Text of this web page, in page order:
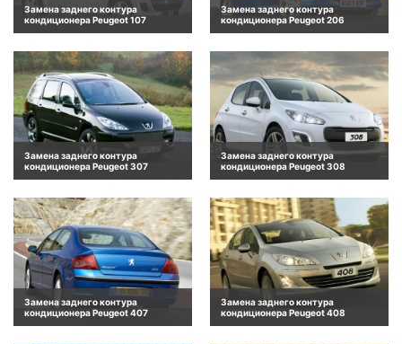
Замена заднего контура
кондиционера Peugeot 107
Замена заднего контура
кондиционера Peugeot 206
Замена заднего контура
кондиционера Peugeot 307
Замена заднего контура
кондиционера Peugeot 308
Замена заднего контура
кондиционера Peugeot 407
Замена заднего контура
кондиционера Peugeot 408